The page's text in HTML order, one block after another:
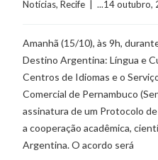
Notícias, Recife
|  ...14
Amanhã (15/10), às 9h,
Destino Argentina: Língua e
Centros de Idiomas e o
Comercial de Pernambuco
assinatura de um Protocolo
a cooperação acadêmica,
Argentina. O acordo será